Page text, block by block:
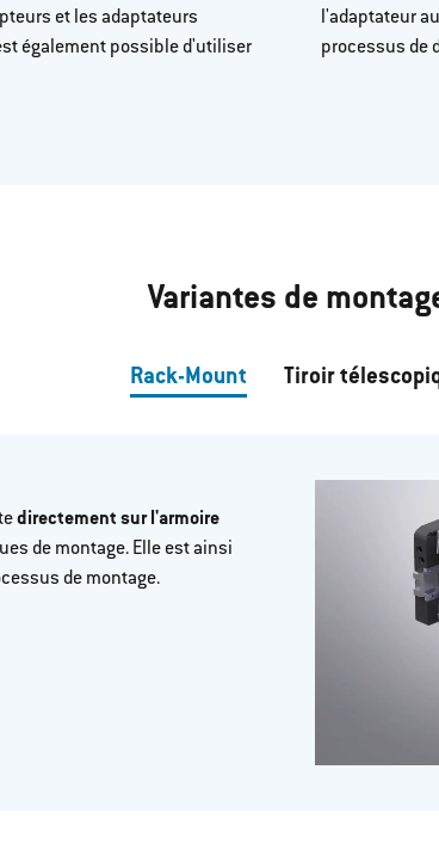
et les adaptateurs
également possible d'utiliser
l'adaptateur
processus de
Variantes de
Rack-Mount Tiroir
directement sur l'armoire
de montage. Elle est ainsi
de montage.